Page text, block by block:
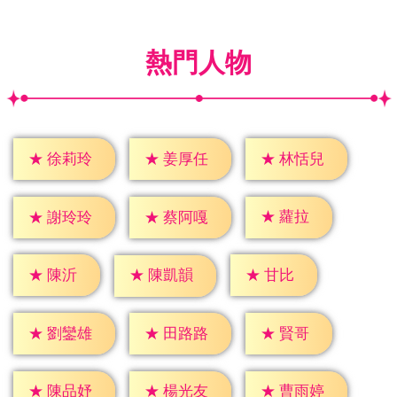
熱門人物
★ 徐莉玲 ★ 姜厚任 ★ 林恬兒
★ 謝玲玲 ★ 蔡阿嘎 ★ 蘿拉
★ 陳沂 ★ 陳凱韻 ★ 甘比
★ 劉鑾雄 ★ 田路路 ★ 賢哥
★ 陳品妤 ★ 楊光友 ★ 曹雨婷